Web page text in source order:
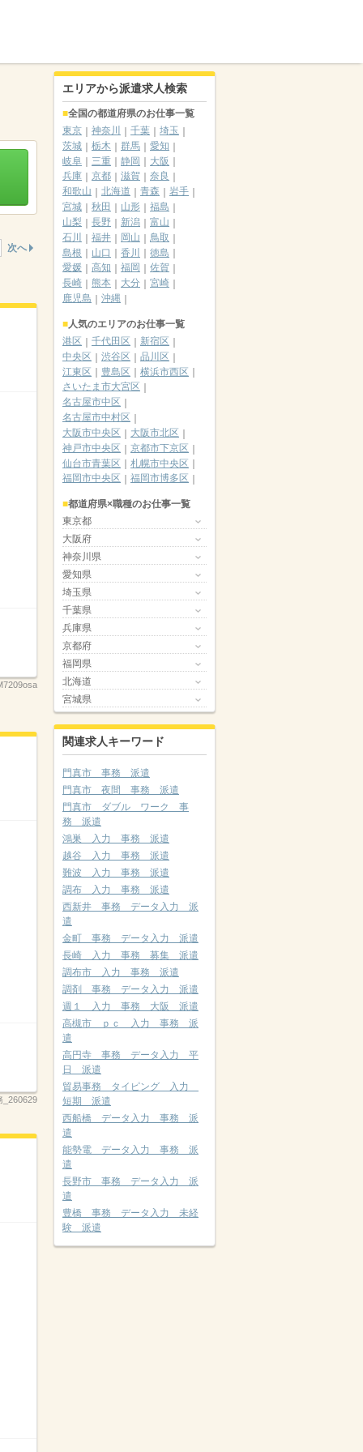
次へ
_260629
エリアから派遣求人検索
全国の都道府県のお仕事一覧
東京
神奈川 千葉
埼玉
茨城
栃木 群馬
愛知
岐阜
三重 静岡
大阪
兵庫
京都 滋賀
奈良
和歌山
北海道 青森
岩手
宮城
秋田 山形
福島
山梨
長野 新潟
富山
石川
福井 岡山
鳥取
島根
山口 香川
徳島
愛媛
高知 福岡
佐賀
長崎
熊本 大分
宮崎
鹿児島
沖縄
人気のエリアのお仕事一覧
港区
千代田区
新宿区
中央区
渋谷区
品川区
江東区
豊島区
横浜市西区
さいたま市大宮区
名古屋市中区
名古屋市中村区
大阪市中央区
大阪市北区
神戸市中央区
京都市下京区
仙台市青葉区
札幌市中央区
福岡市中央区
福岡市博多区
都道府県×職種のお仕事一覧
東京都
大阪府
神奈川県
愛知県
埼玉県
千葉県
兵庫県
京都府
福岡県
北海道
宮城県
関連求人キーワード
門真市 事務 派遣
門真市 夜間 事務 派遣
門真市 ダブル ワーク 事
務 派遣
鴻巣 入力 事務 派遣
越谷 入力 事務 派遣
難波 入力 事務 派遣
調布 入力 事務 派遣
西新井 事務 データ入力 派
遣
金町 事務 データ入力 派遣
長崎 入力 事務 募集 派遣
調布市 入力 事務 派遣
調剤 事務 データ入力 派遣
週１ 入力 事務 大阪 派遣
高槻市 ｐｃ 入力 事務 派
遣
高円寺 事務 データ入力 平
日 派遣
貿易事務 タイピング 入力
短期 派遣
西船橋 データ入力 事務 派
遣
能勢電 データ入力 事務 派
遣
長野市 事務 データ入力 派
遣
豊橋 事務 データ入力 未経
験 派遣